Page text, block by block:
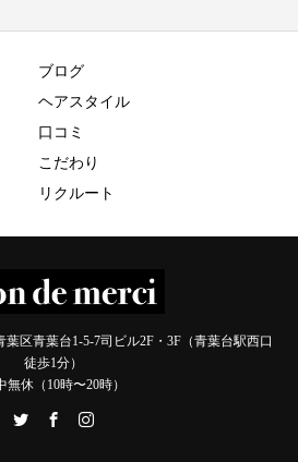
ブログ
ヘアスタイル
口コミ
こだわり
リクルート
葉区青葉台1-5-7司ビル2F・3F（青葉台駅西口
徒歩1分）
無休（10時〜20時）